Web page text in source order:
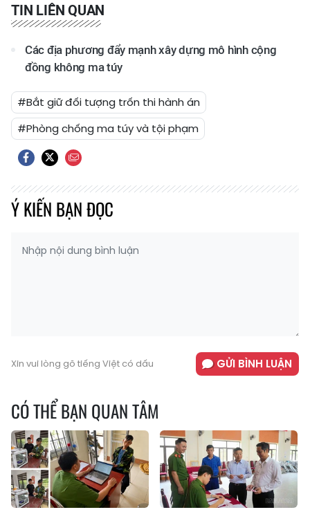
TIN LIÊN QUAN
Các địa phương đẩy mạnh xây dựng mô hình cộng
đồng không ma túy
#Bắt giữ đối tượng trốn thi hành án
#Phòng chống ma túy và tội phạm
Ý KIẾN BẠN ĐỌC
Xin vui lòng gõ tiếng Việt có dấu GỬI BÌNH LUẬN
CÓ THỂ BẠN QUAN TÂM